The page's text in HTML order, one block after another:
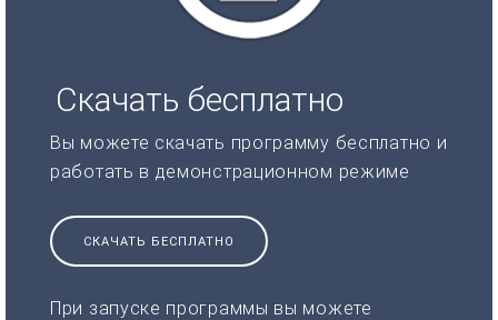
Скачать бесплатно
Вы можете скачать программу бесплатно и
работать в демонстрационном режиме
СКАЧАТЬ БЕСПЛАТНО
При запуске программы вы можете